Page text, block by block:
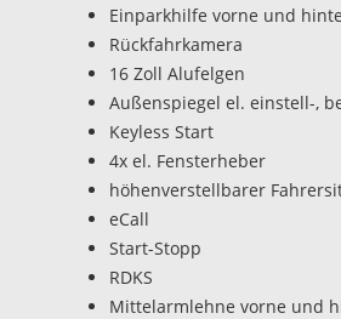
Einparkhilfe vorne und
Rückfahrkamera
16 Zoll Alufelgen
Außenspiegel el. einstell-,
Keyless Start
4x el. Fensterheber
höhenverstellbarer
eCall
Start-Stopp
RDKS
Mittelarmlehne vorne und